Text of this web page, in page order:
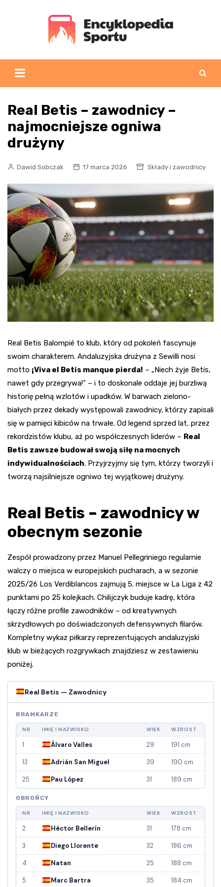
Real Betis – zawodnicy –
najmocniejsze ogniwa
drużyny
Dawid Sobczak 17 marca 2026 Składy i zawodnicy
Real Betis Balompié to klub, który od pokoleń fascynuje
swoim charakterem. Andaluzyjska drużyna z Sewilli nosi
motto ¡Viva el Betis manque pierda! – „Niech żyje Betis,
nawet gdy przegrywa!” – i to doskonale oddaje jej burzliwą
historię pełną wzlotów i upadków. W barwach zielono-
białych przez dekady występowali zawodnicy, którzy zapisali
się w pamięci kibiców na trwałe. Od legend sprzed lat, przez
rekordzistów klubu, aż po współczesnych liderów – Real
Betis zawsze budował swoją siłę na mocnych
indywidualnościach. Przyjrzyjmy się tym, którzy tworzyli i
tworzą najsilniejsze ogniwo tej wyjątkowej drużyny.
Real Betis – zawodnicy w
obecnym sezonie
Zespół prowadzony przez Manuel Pellegriniego regularnie
walczy o miejsca w europejskich pucharach, a w sezonie
2025/26 Los Verdiblancos zajmują 5. miejsce w La Liga z 42
punktami po 25 kolejkach. Chilijczyk buduje kadrę, która
łączy różne profile zawodników – od kreatywnych
skrzydłowych po doświadczonych defensywnych filarów.
Kompletny wykaz piłkarzy reprezentujących andaluzyjski
klub w bieżących rozgrywkach znajdziesz w zestawieniu
poniżej.
Real Betis — Zawodnicy
BRAMKARZE
NR IMIĘ I NAZWISKO WIEK WZROST
1 Álvaro Valles 29 191 cm
13 Adrián San Miguel 39 190 cm
25 Pau López 31 189 cm
OBROŃCY
NR IMIĘ I NAZWISKO WIEK WZROST
2 Héctor Bellerín 31 178 cm
3 Diego Llorente 32 186 cm
4 Natan 25 188 cm
5 Marc Bartra 35 184 cm